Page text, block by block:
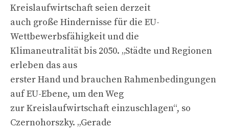
Kreislaufwirtschaft seien derzeit
auch große Hindernisse für die EU-
Wettbewerbsfähigkeit und die
Klimaneutralität bis 2050. „Städte und Regionen
erleben das aus
erster Hand und brauchen Rahmenbedingungen
auf EU-Ebene, um den Weg
zur Kreislaufwirtschaft einzuschlagen“, so
Czernohorszky. „Gerade